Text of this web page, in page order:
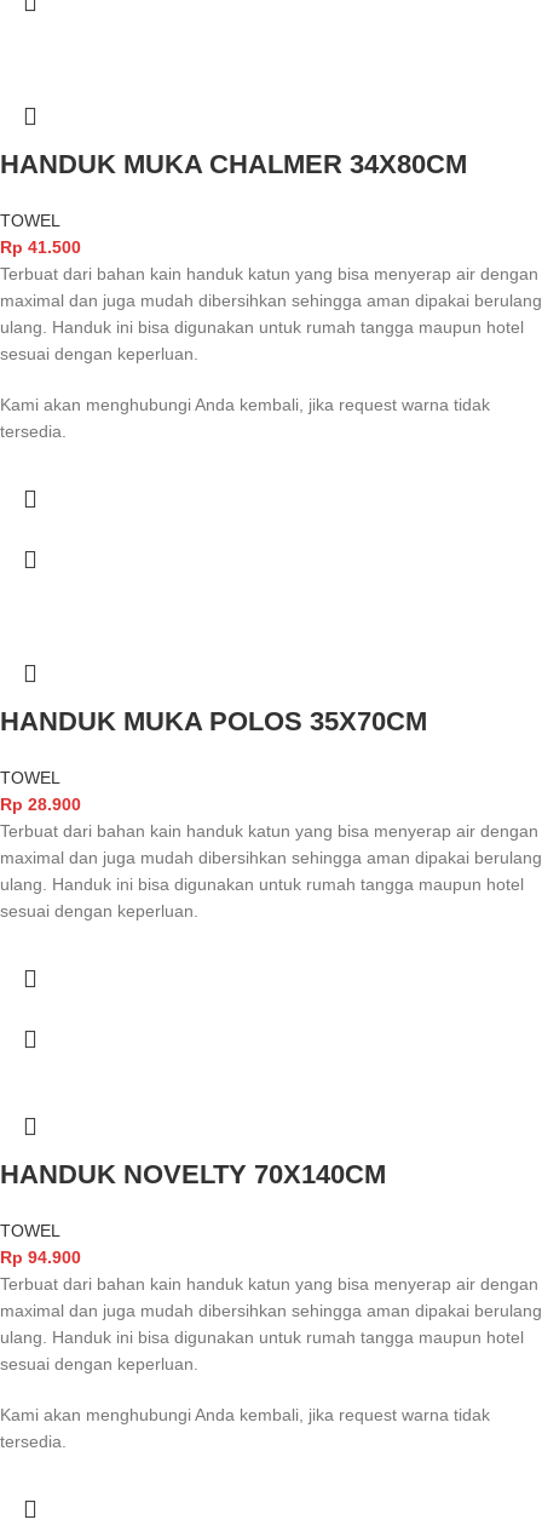
HANDUK MUKA CHALMER 34X80CM
TOWEL
Rp 41.500
Terbuat dari bahan kain handuk katun yang bisa menyerap air dengan
maximal dan juga mudah dibersihkan sehingga aman dipakai berulang
ulang. Handuk ini bisa digunakan untuk rumah tangga maupun hotel
sesuai dengan keperluan.
Kami akan menghubungi Anda kembali, jika request warna tidak
tersedia.
HANDUK MUKA POLOS 35X70CM
TOWEL
Rp 28.900
Terbuat dari bahan kain handuk katun yang bisa menyerap air dengan
maximal dan juga mudah dibersihkan sehingga aman dipakai berulang
ulang. Handuk ini bisa digunakan untuk rumah tangga maupun hotel
sesuai dengan keperluan.
HANDUK NOVELTY 70X140CM
TOWEL
Rp 94.900
Terbuat dari bahan kain handuk katun yang bisa menyerap air dengan
maximal dan juga mudah dibersihkan sehingga aman dipakai berulang
ulang. Handuk ini bisa digunakan untuk rumah tangga maupun hotel
sesuai dengan keperluan.
Kami akan menghubungi Anda kembali, jika request warna tidak
tersedia.